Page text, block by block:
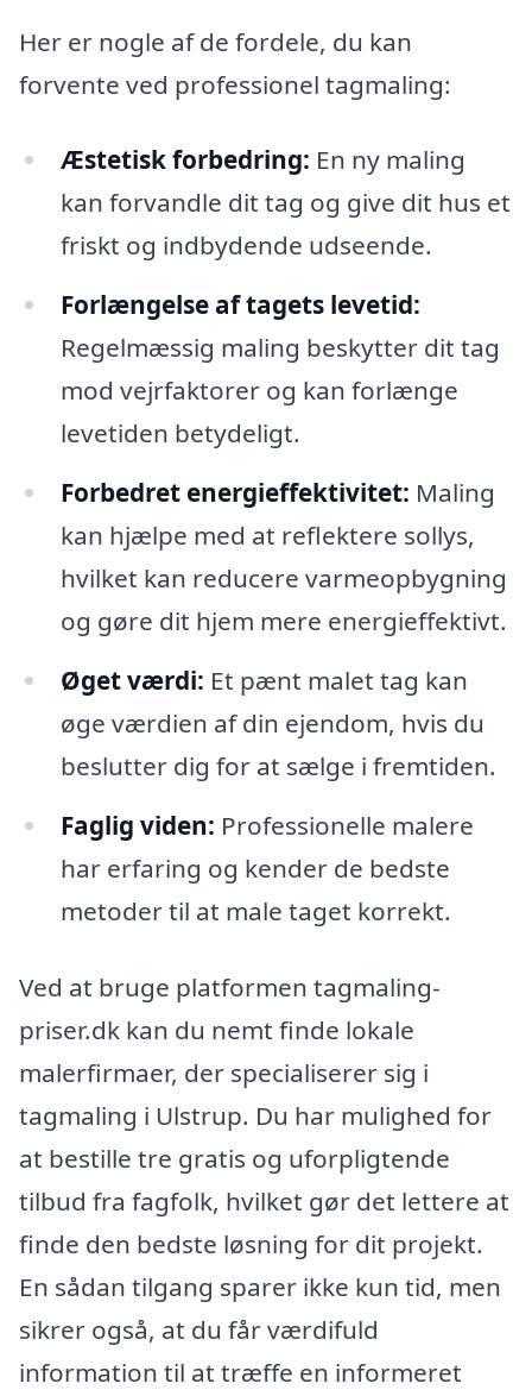
Her er nogle af de fordele, du kan
forvente ved professionel tagmaling:
Æstetisk forbedring: En ny maling
kan forvandle dit tag og give dit hus et
friskt og indbydende udseende.
Forlængelse af tagets levetid:
Regelmæssig maling beskytter dit tag
mod vejrfaktorer og kan forlænge
levetiden betydeligt.
Forbedret energieffektivitet: Maling
kan hjælpe med at reflektere sollys,
hvilket kan reducere varmeopbygning
og gøre dit hjem mere energieffektivt.
Øget værdi: Et pænt malet tag kan
øge værdien af din ejendom, hvis du
beslutter dig for at sælge i fremtiden.
Faglig viden: Professionelle malere
har erfaring og kender de bedste
metoder til at male taget korrekt.
Ved at bruge platformen tagmaling-
priser.dk kan du nemt finde lokale
malerfirmaer, der specialiserer sig i
tagmaling i Ulstrup. Du har mulighed for
at bestille tre gratis og uforpligtende
tilbud fra fagfolk, hvilket gør det lettere at
finde den bedste løsning for dit projekt.
En sådan tilgang sparer ikke kun tid, men
sikrer også, at du får værdifuld
information til at træffe en informeret